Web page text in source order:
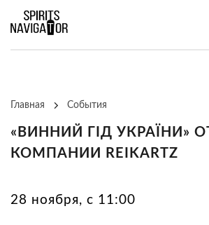
Главная События
«ВИННИЙ ГІД УКРАЇНИ» ОТ
КОМПАНИИ REIKARTZ
28 ноября, с 11:00